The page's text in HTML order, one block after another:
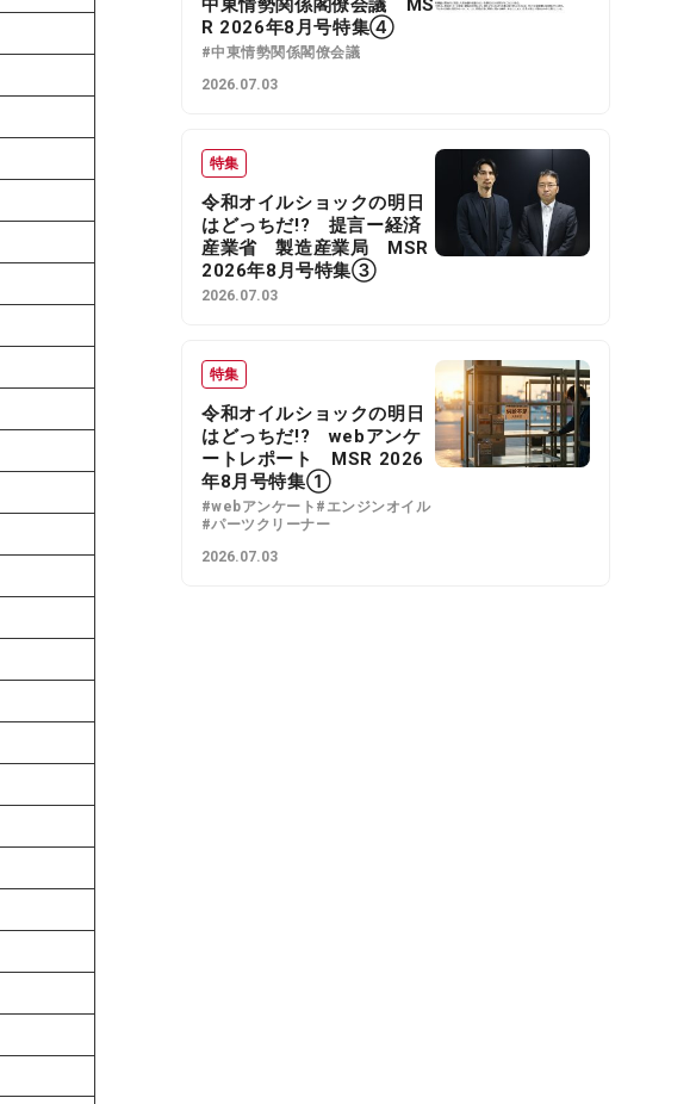
中東情勢関係閣僚会議 MS
R 2026年8月号特集④
#中東情勢関係閣僚会議
2026.07.03
特集
令和オイルショックの明日
はどっちだ!? 提言ー経済
産業省 製造産業局 MSR
2026年8月号特集③
2026.07.03
特集
令和オイルショックの明日
はどっちだ!? webアンケ
ートレポート MSR 2026
年8月号特集①
#webアンケート #エンジンオイル
#パーツクリーナー
2026.07.03